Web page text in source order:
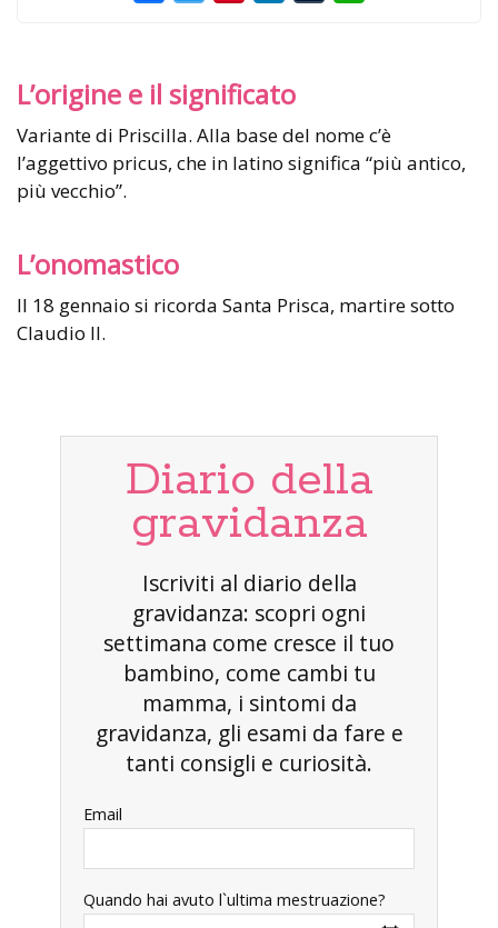
L’origine e il significato
Variante di Priscilla. Alla base del nome c’è
l’aggettivo pricus, che in latino significa “più antico,
più vecchio”.
L’onomastico
Il 18 gennaio si ricorda Santa Prisca, martire sotto
Claudio II.
Diario della
gravidanza
Iscriviti al diario della
gravidanza: scopri ogni
settimana come cresce il tuo
bambino, come cambi tu
mamma, i sintomi da
gravidanza, gli esami da fare e
tanti consigli e curiosità.
Email
Quando hai avuto l`ultima mestruazione?